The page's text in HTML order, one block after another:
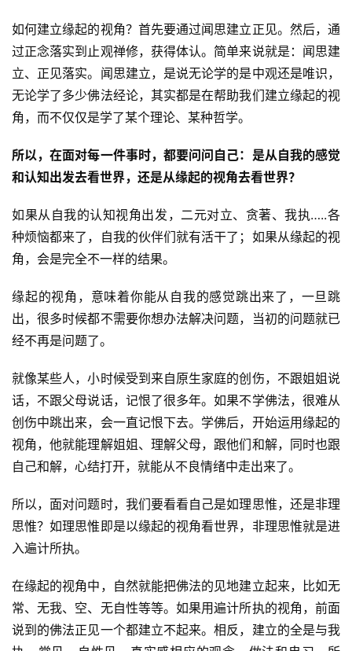
资
讯
八
点
僧
音
高
僧
谈
心
如何建立缘起的视角？首先要通过闻思建立正见。然后，通
过正念落实到止观禅修，获得体认。简单来说就是：闻思建
立、正见落实。闻思建立，是说无论学的是中观还是唯识，
无论学了多少佛法经论，其实都是在帮助我们建立缘起的视
角，而不仅仅是学了某个理论、某种哲学。
所以，在面对每一件事时，都要问问自己：是从自我的感觉
和认知出发去看世界，还是从缘起的视角去看世界？
如果从自我的认知视角出发，二元对立、贪著、我执…..各
种烦恼都来了，自我的伙伴们就有活干了；如果从缘起的视
角，会是完全不一样的结果。
缘起的视角，意味着你能从自我的感觉跳出来了，一旦跳
出，很多时候都不需要你想办法解决问题，当初的问题就已
经不再是问题了。
就像某些人，小时候受到来自原生家庭的创伤，不跟姐姐说
话，不跟父母说话，记恨了很多年。如果不学佛法，很难从
创伤中跳出来，会一直记恨下去。学佛后，开始运用缘起的
视角，他就能理解姐姐、理解父母，跟他们和解，同时也跟
自己和解，心结打开，就能从不良情绪中走出来了。
所以，面对问题时，我们要看看自己是如理思惟，还是非理
思惟？如理思惟即是以缘起的视角看世界，非理思惟就是进
入遍计所执。
在缘起的视角中，自然就能把佛法的见地建立起来，比如无
常、无我、空、无自性等等。如果用遍计所执的视角，前面
说到的佛法正见一个都建立不起来。相反，建立的全是与我